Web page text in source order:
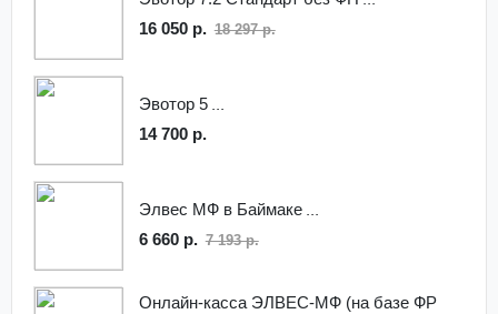
16 050 р. 18 297 р.
Эвотор 5
14 700 р.
Элвес МФ в Баймаке
6 660 р. 7 193 р.
Онлайн-касса ЭЛВЕС-МФ (на базе ФР